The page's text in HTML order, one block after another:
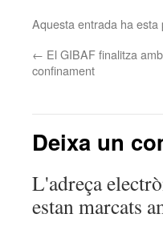
Aquesta entrada ha esta
← El GIBAF finalitza
confinament
Deixa un
L'adreça
estan marcats